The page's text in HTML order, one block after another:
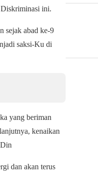
ini.
sejak abad ke-9
saksi-Ku di
yang beriman
kenaikan
dan akan terus